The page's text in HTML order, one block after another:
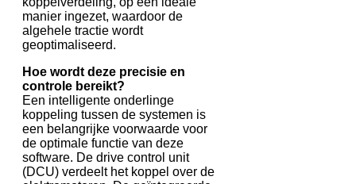
manier ingezet, waardoor de
algehele tractie wordt
geoptimaliseerd.
Hoe wordt deze precisie en
controle bereikt?
Een intelligente onderlinge
koppeling tussen de systemen is
een belangrijke voorwaarde voor
de optimale functie van deze
software. De drive control unit
(DCU) verdeelt het koppel over de